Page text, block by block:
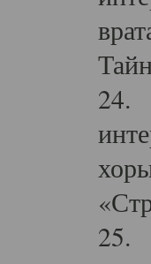
24.
25.